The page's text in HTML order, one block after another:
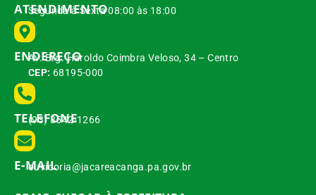
ATENDIMENTO
Segunda à Sexta 08:00 às 18:00
ENDEREÇO
Av. Brg. Haroldo Coimbra Veloso, 34 – Centro
CEP: 68195-000
TELEFONE
(93) 3542-1266
E-MAIL
ouvidoria@jacareacanga.pa.gov.br